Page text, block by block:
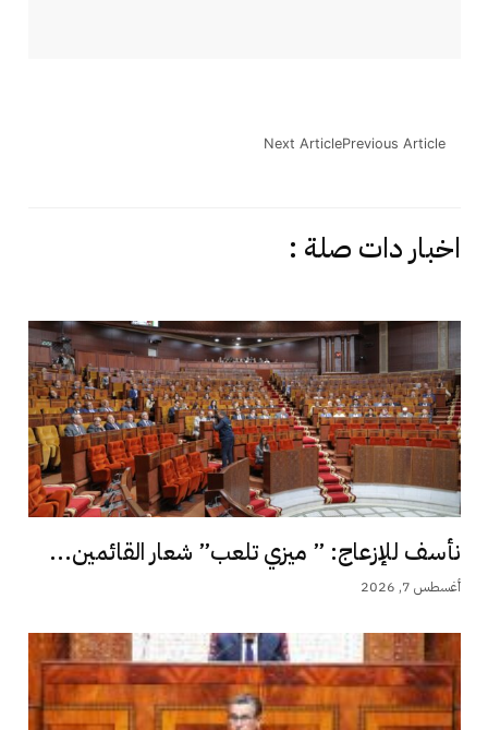
Previous Article
Next Article
اخبار دات صلة :
نأسف للإزعاج: ” ميزي تلعب” شعار القائمين...
أغسطس 7, 2026